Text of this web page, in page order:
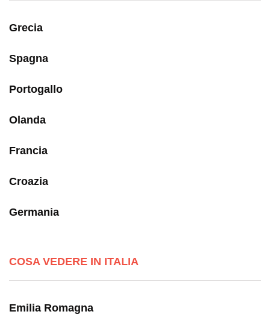
Grecia
Spagna
Portogallo
Olanda
Francia
Croazia
Germania
COSA VEDERE IN ITALIA
Emilia Romagna